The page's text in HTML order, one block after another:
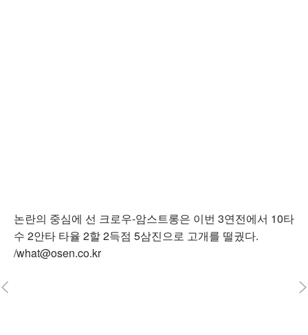
논란의 중심에 선 크로우-암스트롱은 이번 3연전에서 10타
수 2안타 타율 2할 2득점 5삼진으로 고개를 떨궜다.
/what@osen.co.kr